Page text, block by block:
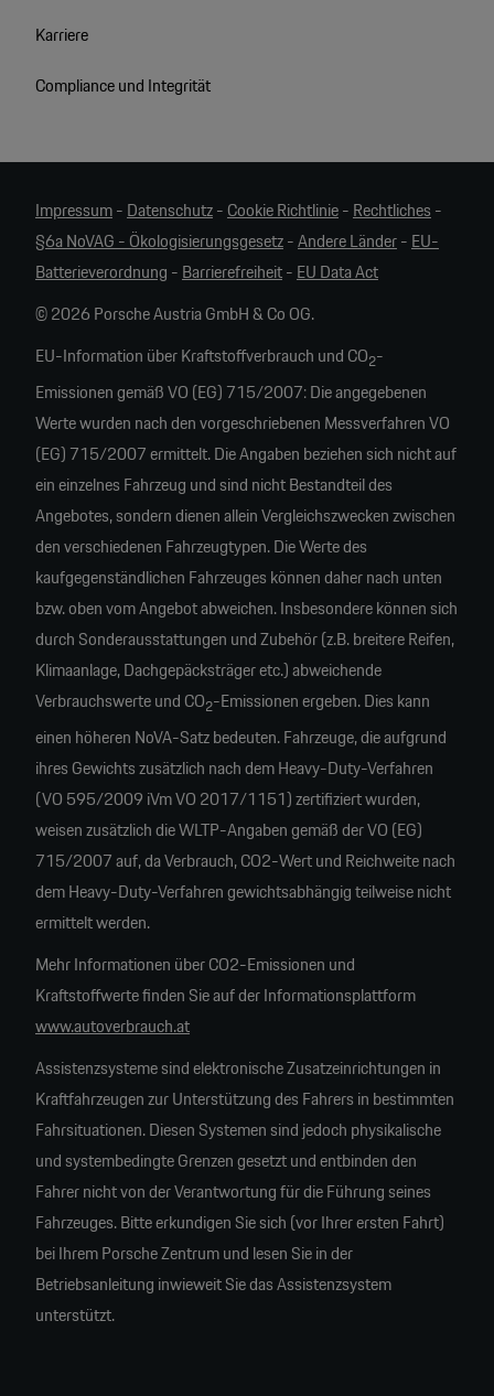
Karriere
Compliance und Integrität
Impressum-Datenschutz-Cookie Richtlinie-Rechtliches-
§6a NoVAG - Ökologisierungsgesetz-Andere Länder-EU-
Batterieverordnung -Barrierefreiheit-EU Data Act
© 2026 Porsche Austria GmbH & Co OG.
EU-Information über Kraftstoffverbrauch und CO2-
Emissionen gemäß VO (EG) 715/2007: Die angegebenen
Werte wurden nach den vorgeschriebenen Messverfahren VO
(EG) 715/2007 ermittelt. Die Angaben beziehen sich nicht auf
ein einzelnes Fahrzeug und sind nicht Bestandteil des
Angebotes, sondern dienen allein Vergleichszwecken zwischen
den verschiedenen Fahrzeugtypen. Die Werte des
kaufgegenständlichen Fahrzeuges können daher nach unten
bzw. oben vom Angebot abweichen. Insbesondere können sich
durch Sonderausstattungen und Zubehör (z.B. breitere Reifen,
Klimaanlage, Dachgepäcksträger etc.) abweichende
Verbrauchswerte und CO2-Emissionen ergeben. Dies kann
einen höheren NoVA-Satz bedeuten. Fahrzeuge, die aufgrund
ihres Gewichts zusätzlich nach dem Heavy-Duty-Verfahren
(VO 595/2009 iVm VO 2017/1151) zertifiziert wurden,
weisen zusätzlich die WLTP-Angaben gemäß der VO (EG)
715/2007 auf, da Verbrauch, CO2-Wert und Reichweite nach
dem Heavy-Duty-Verfahren gewichtsabhängig teilweise nicht
ermittelt werden.
Mehr Informationen über CO2-Emissionen und
Kraftstoffwerte finden Sie auf der Informationsplattform
www.autoverbrauch.at
Assistenzsysteme sind elektronische Zusatzeinrichtungen in
Kraftfahrzeugen zur Unterstützung des Fahrers in bestimmten
Fahrsituationen. Diesen Systemen sind jedoch physikalische
und systembedingte Grenzen gesetzt und entbinden den
Fahrer nicht von der Verantwortung für die Führung seines
Fahrzeuges. Bitte erkundigen Sie sich (vor Ihrer ersten Fahrt)
bei Ihrem Porsche Zentrum und lesen Sie in der
Betriebsanleitung inwieweit Sie das Assistenzsystem
unterstützt.